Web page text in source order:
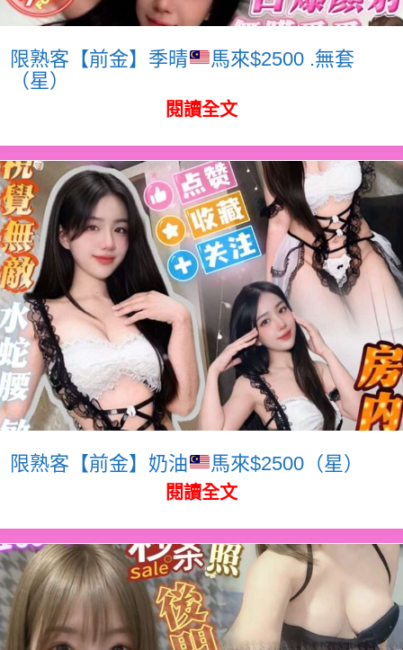
限熟客【前金】季晴
馬來$2500 .無套
（星）
閱讀全文
限熟客【前金】奶油 馬來$2500（星）
閱讀全文